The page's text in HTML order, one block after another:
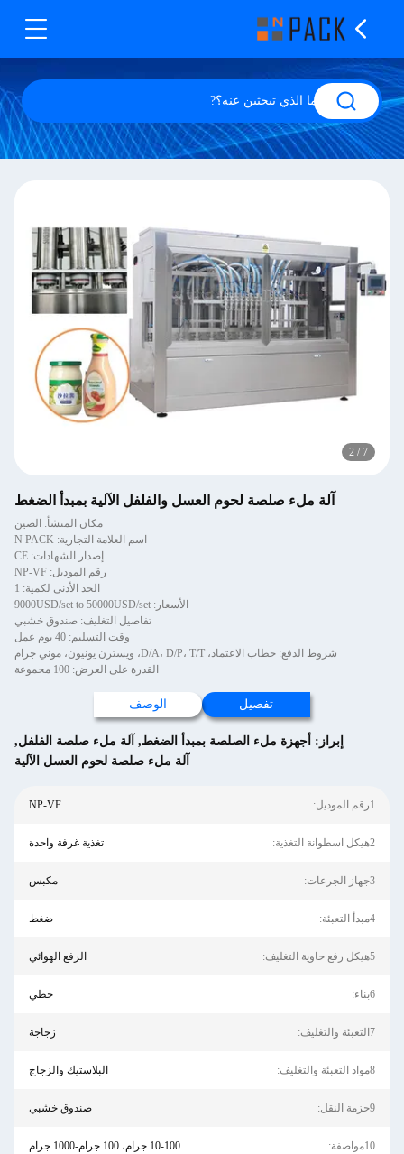
2 / 7
آلة ملء صلصة لحوم العسل والفلفل الآلية بمبدأ الضغط
مكان المنشأ: الصين
اسم العلامة التجارية: N PACK
إصدار الشهادات: CE
رقم الموديل: NP-VF
الحد الأدنى لكمية: 1
الأسعار: 9000USD/set to 50000USD/set
تفاصيل التغليف: صندوق خشبي
وقت التسليم: 40 يوم عمل
شروط الدفع: خطاب الاعتماد، D/A، D/P، T/T، ويسترن يونيون، موني جرام
القدرة على العرض: 100 مجموعة
تفصيل الوصف
إبراز: أجهزة ملء الصلصة بمبدأ الضغط, آلة ملء صلصة الفلفل,
آلة ملء صلصة لحوم العسل الآلية
1رقم الموديل: NP-VF
2هيكل اسطوانة التغذية: تغذية غرفة واحدة
3جهاز الجرعات: مكبس
4مبدأ التعبئة: ضغط
5هيكل رفع حاوية التغليف: الرفع الهوائي
6بناء: خطي
7التعبئة والتغليف: زجاجة
8مواد التعبئة والتغليف: البلاستيك والزجاج
9حزمة النقل: صندوق خشبي
10مواصفة: 10-100 جرام، 100 جرام-1000 جرام